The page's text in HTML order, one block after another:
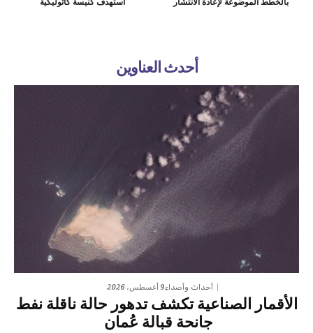
استهدف كنيسة كاثوليكية بالخطط الموضوعة لإعادة الانتشار
أحدث العناوين
أحداث وأصداء9 أغسطس، 2026
الأقمار الصناعية تكشف تدهور حالة ناقلة نفط
جانحة قبالة عُمان